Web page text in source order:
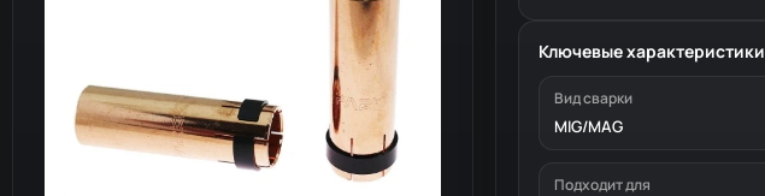
Ключевые характеристики
Вид сварки
MIG/MAG
Подходит для